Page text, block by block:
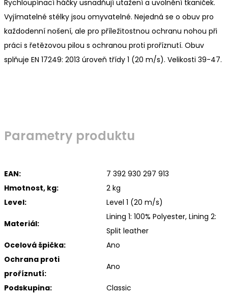
Rychloupínací háčky usnadňují utažení a uvolnění tkaniček.
Vyjímatelné stélky jsou omyvatelné. Nejedná se o obuv pro
každodenní nošení, ale pro příležitostnou ochranu nohou při
práci s řetězovou pilou s ochranou proti proříznutí. Obuv
splňuje EN 17249: 2013 úroveň třídy 1 (20 m/s). Velikosti 39-47.
Parametry produktu
EAN:
7 392 930 297 913
Hmotnost, kg:
2 kg
Level:
Level 1 (20 m/s)
Materiál:
Lining 1: 100% Polyester, Lining 2:
Split leather
Ocelová špička:
Ano
Ochrana proti
proříznutí:
Ano
Podskupina:
Classic